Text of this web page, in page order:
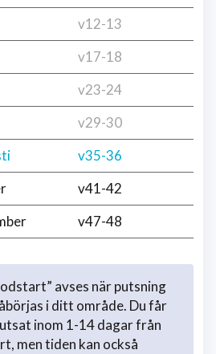
v12-13
v17-18
v23-24
v29-30
v35-36
v41-42
v47-48
avses när putsning
i ditt område. Du får
inom 1-14 dagar från
men tiden kan också